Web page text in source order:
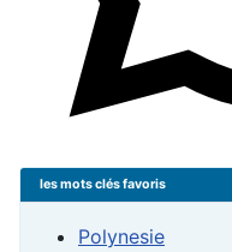
les mots clés favoris
Polynesie